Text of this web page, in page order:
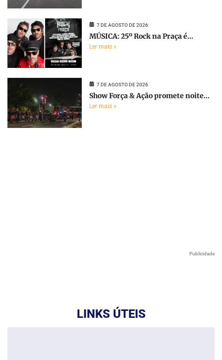
7 DE AGOSTO DE 2026
MÚSICA: 25º Rock na Praça é...
Ler mais »
7 DE AGOSTO DE 2026
Show Força & Ação promete noite...
Ler mais »
Publicidade
LINKS ÚTEIS